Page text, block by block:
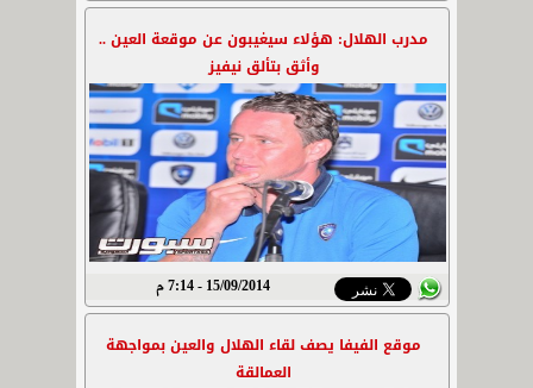
مدرب الهلال: هؤلاء سيغيبون عن موقعة العين ..
وأثق بتألق نيفيز
15/09/2014 - 7:14 م
موقع الفيفا يصف لقاء الهلال والعين بمواجهة
العمالقة